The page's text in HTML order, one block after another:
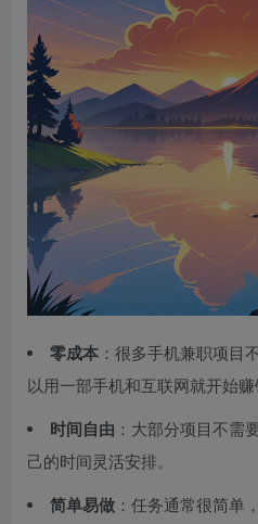
零成本 ：很多手机兼职项目
以用一部手机和互联网就开始赚
时间自由 ：大部分项目不需
己的时间灵活安排。
简单易做 ：任务通常很简单